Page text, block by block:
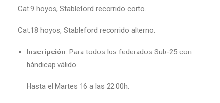
Cat.9 hoyos, Stableford recorrido corto.
Cat.18 hoyos, Stableford recorrido alterno.
Inscripción: Para todos los federados Sub-25 con
hándicap válido.
Hasta el Martes 16 a las 22:00h.